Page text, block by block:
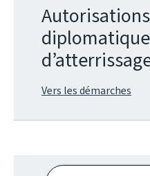
Autorisations
Vers les démarches